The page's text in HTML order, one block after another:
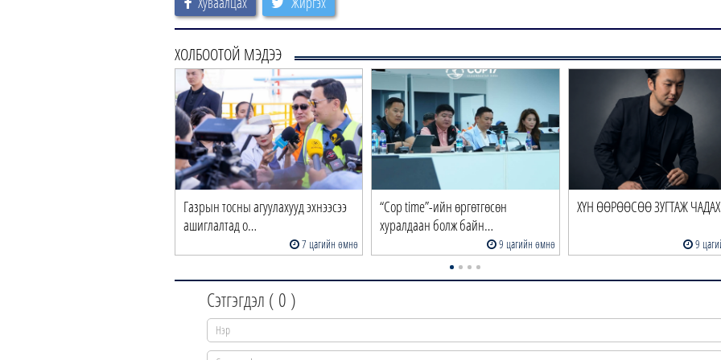
ХОЛБООТОЙ МЭДЭЭ
Газрын тосны агуулахууд эхнээсээ
ашиглалтад о…
7 цагийн өмнө
“Cop time”-ийн өргөтгөсөн
хуралдаан болж байн…
9 цагийн өмнө
ХҮН ӨӨРӨӨСӨӨ ЗУГТАЖ ЧАДАХ
9
Сэтгэгдэл ( 0 )